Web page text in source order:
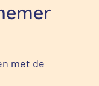
met de